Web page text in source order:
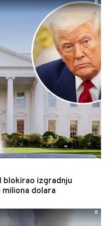
blokirao izgradnju
dolara
0
0